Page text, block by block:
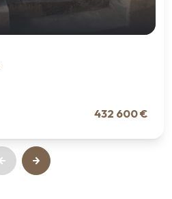
432 600 €